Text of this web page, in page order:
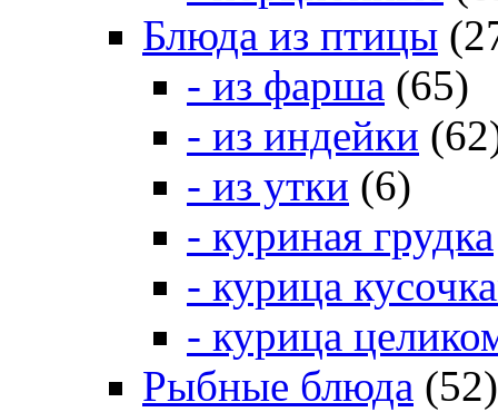
Блюда из птицы
- из фарша (65)
- из индейки
- из утки (6)
- куриная грудка
- курица
- курица
Рыбные блюда (52)